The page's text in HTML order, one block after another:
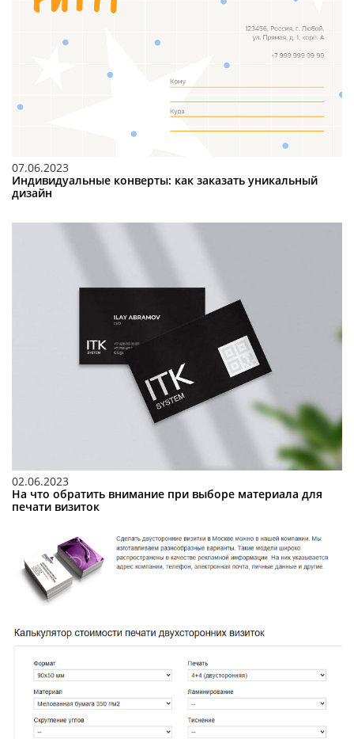
07.06.2023
Индивидуальные конверты: как заказать уникальный
дизайн
02.06.2023
На что обратить внимание при выборе материала для
печати визиток